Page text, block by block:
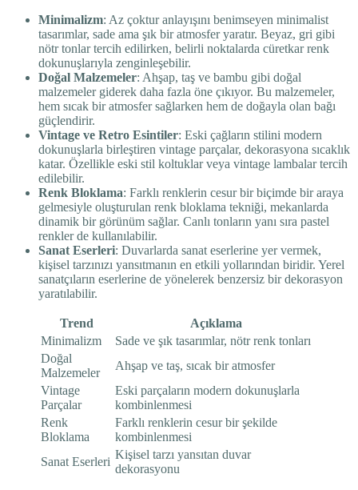
Minimalizm: Az çoktur anlayışını benimseyen minimalist
tasarımlar, sade ama şık bir atmosfer yaratır. Beyaz, gri gibi
nötr tonlar tercih edilirken, belirli noktalarda cüretkar renk
dokunuşlarıyla zenginleşebilir.
Doğal Malzemeler: Ahşap, taş ve bambu gibi doğal
malzemeler giderek daha fazla öne çıkıyor. Bu malzemeler,
hem sıcak bir atmosfer sağlarken hem de doğayla olan bağı
güçlendirir.
Vintage ve Retro Esintiler: Eski çağların stilini modern
dokunuşlarla birleştiren vintage parçalar, dekorasyona sıcaklık
katar. Özellikle eski stil koltuklar veya vintage lambalar tercih
edilebilir.
Renk Bloklama: Farklı renklerin cesur bir biçimde bir araya
gelmesiyle oluşturulan renk bloklama tekniği, mekanlarda
dinamik bir görünüm sağlar. Canlı tonların yanı sıra pastel
renkler de kullanılabilir.
Sanat Eserleri: Duvarlarda sanat eserlerine yer vermek,
kişisel tarzınızı yansıtmanın en etkili yollarından biridir. Yerel
sanatçıların eserlerine de yönelerek benzersiz bir dekorasyon
yaratılabilir.
Trend
Açıklama
Minimalizm
Sade ve şık tasarımlar, nötr renk tonları
Doğal
Malzemeler
Ahşap ve taş, sıcak bir atmosfer
Vintage
Parçalar
Eski parçaların modern dokunuşlarla
kombinlenmesi
Renk
Bloklama
Farklı renklerin cesur bir şekilde
kombinlenmesi
Sanat Eserleri
Kişisel tarzı yansıtan duvar
dekorasyonu